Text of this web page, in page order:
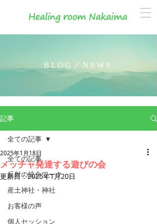
BLOG／NEWS
記事
全ての記事
反射の統合ワーク
産土神社・神社
お客様の声
個人セッション
全ての記事
メッチャ発達する遊びの会
2025年1月18日
更新日：2025年1月20日